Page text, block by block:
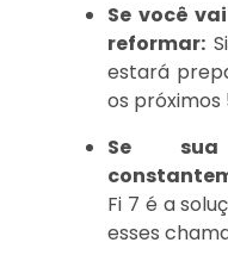
Se você
reformar:
estará
os próximos
Se sua
Fi 7 é a
esses